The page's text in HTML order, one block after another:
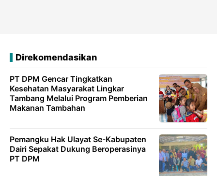
Direkomendasikan
PT DPM Gencar Tingkatkan
Kesehatan Masyarakat Lingkar
Tambang Melalui Program Pemberian
Makanan Tambahan
Pemangku Hak Ulayat Se-Kabupaten
Dairi Sepakat Dukung Beroperasinya
PT DPM